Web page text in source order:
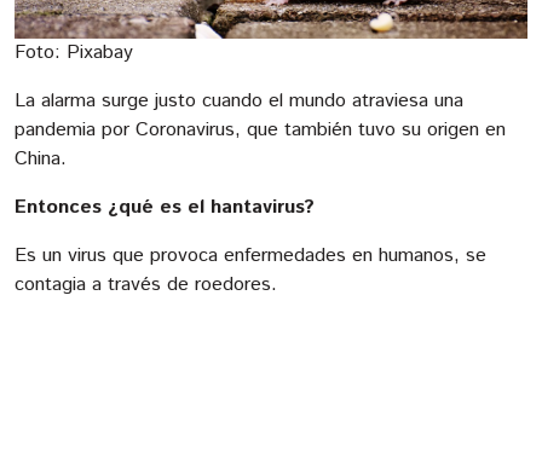
Foto: Pixabay
La alarma surge justo cuando el mundo atraviesa una
pandemia por Coronavirus, que también tuvo su origen en
China.
Entonces ¿qué es el hantavirus?
Es un virus que provoca enfermedades en humanos, se
contagia a través de roedores.